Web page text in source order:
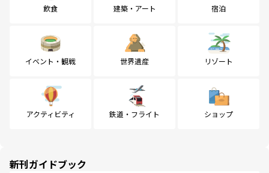
飲食 建築・アート 宿泊
イベント・観戦 世界遺産 リゾート
アクティビティ 鉄道・フライト ショップ
新刊ガイドブック